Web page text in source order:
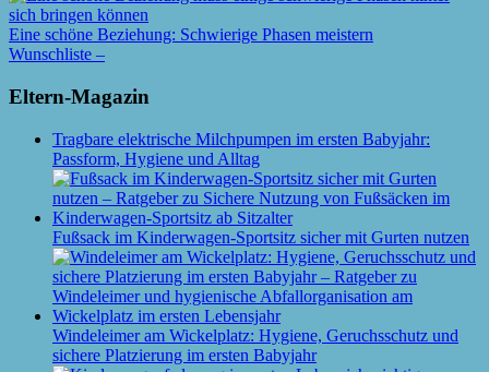
Eine schöne Beziehung: Schwierige Phasen meistern
Wunschliste –
Eltern-Magazin
Tragbare elektrische Milchpumpen im ersten Babyjahr:
Passform, Hygiene und Alltag
Fußsack im Kinderwagen-Sportsitz sicher mit Gurten nutzen
Windeleimer am Wickelplatz: Hygiene, Geruchsschutz und
sichere Platzierung im ersten Babyjahr